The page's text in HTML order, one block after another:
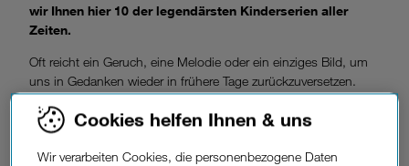
wir Ihnen hier 10 der legendärsten Kinderserien aller
Zeiten.
Oft reicht ein Geruch, eine Melodie oder ein einziges Bild, um
uns in Gedanken wieder in frühere Tage zurückzuversetzen.
Noch intensiver erleben wir solche Kindheitserinnerungen,
wenn wir etwa nach Jahren – oder gar Jahrzehnten – unsere
geliebten Serien aus Kindheitstagen wieder sehen. Deshalb
haben wir für Sie in der Erinnerungskiste gewühlt unddenken
Cookies helfen Ihnen & uns
Wir verarbeiten Cookies, die personenbezogene Daten